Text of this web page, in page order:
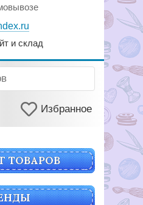
и склад
Избранное
ТОВАРОВ